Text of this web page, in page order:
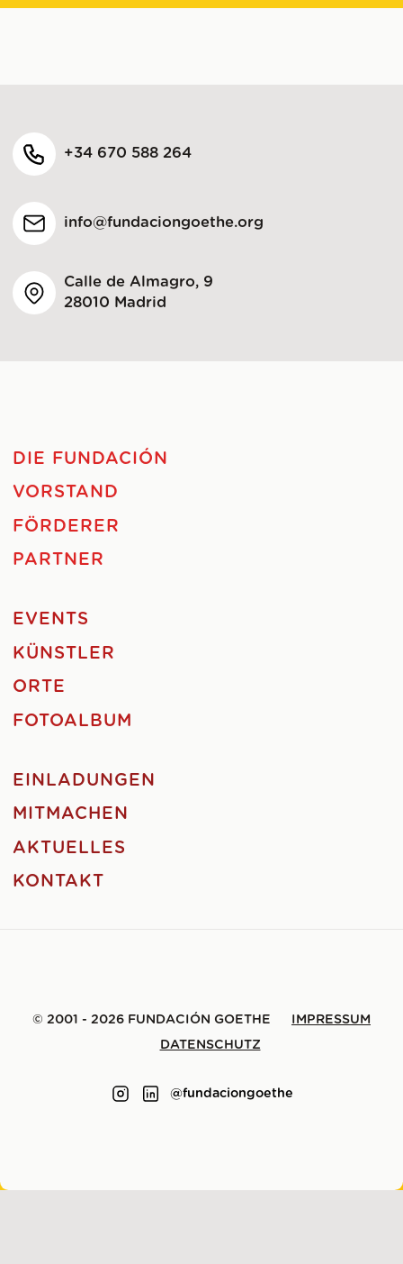
+34 670 588 264
info@fundaciongoethe.org
Calle de Almagro, 9
28010 Madrid
DIE FUNDACIÓN
VORSTAND
FÖRDERER
PARTNER
EVENTS
KÜNSTLER
ORTE
FOTOALBUM
EINLADUNGEN
MITMACHEN
AKTUELLES
KONTAKT
© 2001 - 2026 FUNDACIÓN GOETHE
IMPRESSUM
DATENSCHUTZ
@fundaciongoethe